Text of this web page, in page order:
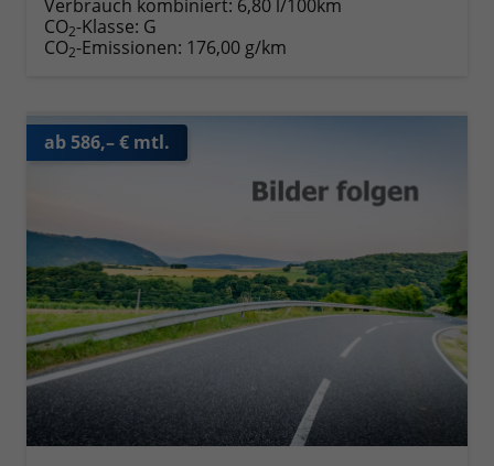
Verbrauch kombiniert: 6,80 l/100km
CO2-Klasse: G
CO2-Emissionen: 176,00 g/km
ab 586,– € mtl.